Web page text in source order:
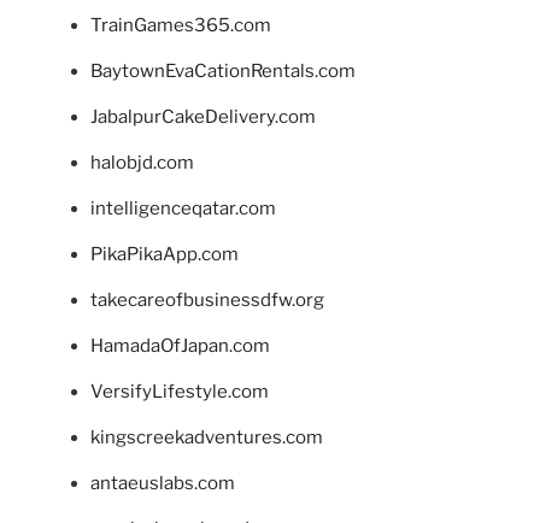
TrainGames365.com
BaytownEvaCationRentals.com
JabalpurCakeDelivery.com
halobjd.com
intelligenceqatar.com
PikaPikaApp.com
takecareofbusinessdfw.org
HamadaOfJapan.com
VersifyLifestyle.com
kingscreekadventures.com
antaeuslabs.com